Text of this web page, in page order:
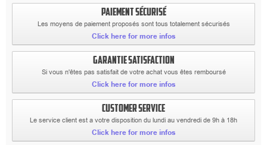
PAIEMENT SÉCURISÉ
Les moyens de paiement proposés sont tous totalement sécurisés
Click here for more infos
GARANTIE SATISFACTION
Si vous n'êtes pas satisfait de votre achat vous êtes remboursé
Click here for more infos
CUSTOMER SERVICE
Le service client est a votre disposition du lundi au vendredi de 9h à 18h
Click here for more infos